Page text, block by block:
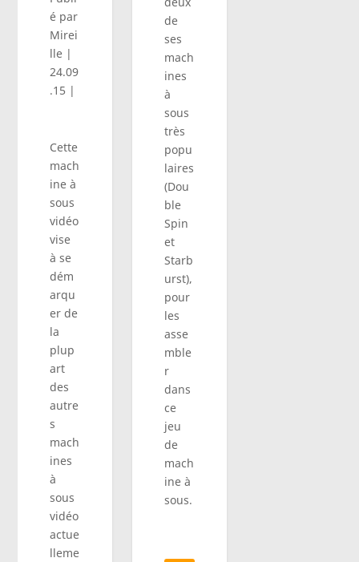
é par
Mirei
lle |
24.09
.15 |
Cette
mach
ine à
sous
vidéo
vise
à se
dém
arqu
er de
la
plup
art
des
autre
s
mach
ines
à
sous
vidéo
actue
lleme
de
ses
mach
ines
à
sous
très
popu
laires
(Dou
ble
Spin
et
Starb
urst),
pour
les
asse
mble
r
dans
ce
jeu
de
mach
ine à
sous.